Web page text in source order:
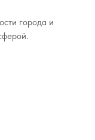
города и